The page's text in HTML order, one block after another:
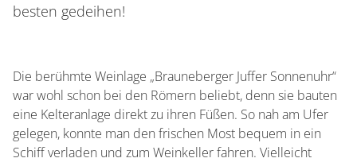
besten gedeihen!
Die berühmte Weinlage „Brauneberger Juffer Sonnenuhr“
war wohl schon bei den Römern beliebt, denn sie bauten
eine Kelteranlage direkt zu ihren Füßen. So nah am Ufer
gelegen, konnte man den frischen Most bequem in ein
Schiff verladen und zum Weinkeller fahren. Vielleicht